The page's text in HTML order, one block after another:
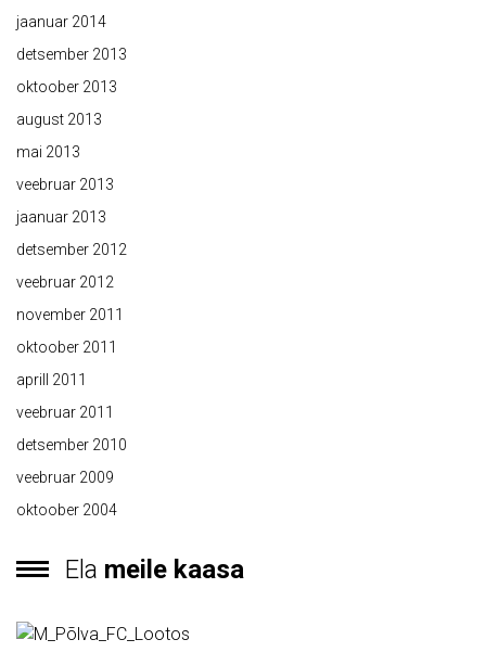
jaanuar 2014
detsember 2013
oktoober 2013
august 2013
mai 2013
veebruar 2013
jaanuar 2013
detsember 2012
veebruar 2012
november 2011
oktoober 2011
aprill 2011
veebruar 2011
detsember 2010
veebruar 2009
oktoober 2004
Ela meile kaasa